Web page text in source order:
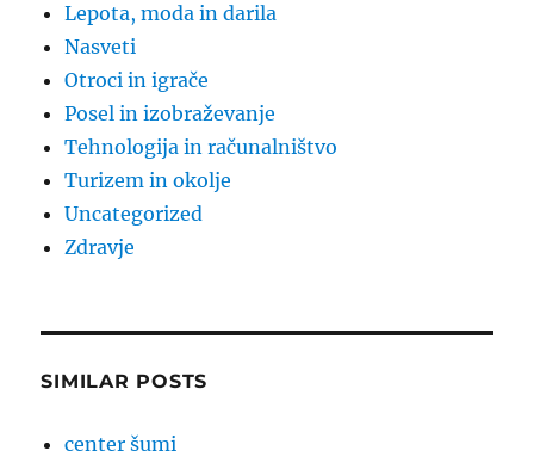
Lepota, moda in darila
Nasveti
Otroci in igrače
Posel in izobraževanje
Tehnologija in računalništvo
Turizem in okolje
Uncategorized
Zdravje
SIMILAR POSTS
center šumi